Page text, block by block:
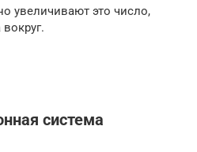
увеличивают это число,
система